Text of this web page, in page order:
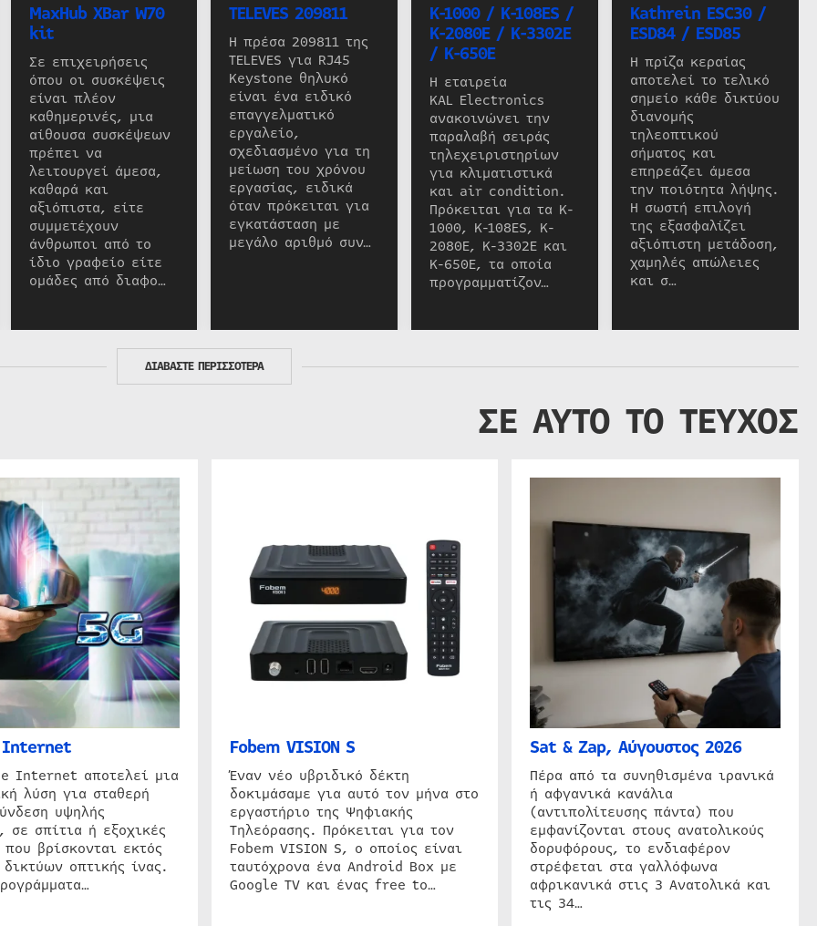
MaxHub XBar W70
kit
Σε επιχειρήσεις
όπου οι συσκέψεις
είναι πλέον
καθημερινές, μια
αίθουσα συσκέψεων
πρέπει να
λειτουργεί άμεσα,
καθαρά και
αξιόπιστα, είτε
συμμετέχουν
άνθρωποι από το
ίδιο γραφείο είτε
ομάδες από διαφο…
TELEVES 209811
Η πρέσα 209811 της
TELEVES για RJ45
Keystone θηλυκό
είναι ένα ειδικό
επαγγελματικό
εργαλείο,
σχεδιασμένο για τη
μείωση του χρόνου
εργασίας, ειδικά
όταν πρόκειται για
εγκατάσταση με
μεγάλο αριθμό συν…
K-1000 / K-108ES /
K-2080E / K-3302E
/ K-650E
Η εταιρεία
KAL Electronics
ανακοινώνει την
παραλαβή σειράς
τηλεχειριστηρίων
για κλιματιστικά
και air condition.
Πρόκειται για τα K-
1000, K-108ES, K-
2080E, K-3302E και
K-650E, τα οποία
προγραμματίζον…
Kathrein ESC30 /
ESD84 / ESD85
Η πρίζα κεραίας
αποτελεί το τελικό
σημείο κάθε δικτύου
διανομής
τηλεοπτικού
σήματος και
επηρεάζει άμεσα
την ποιότητα λήψης.
Η σωστή επιλογή
της εξασφαλίζει
αξιόπιστη μετάδοση,
χαμηλές απώλειες
και σ…
ΔΙΑΒΑΣΤΕ ΠΕΡΙΣΣΟΤΕΡΑ
ΣΕ ΑΥΤΟ ΤΟ ΤΕΥΧΟΣ
Internet
Internet αποτελεί μια
λύση για σταθερή
υψηλής
σε σπίτια ή εξοχικές
που βρίσκονται εκτός
οπτικής ίνας.
Fobem VISION S
Έναν νέο υβριδικό δέκτη
δοκιμάσαμε για αυτό τον μήνα στο
εργαστήριο της Ψηφιακής
Τηλεόρασης. Πρόκειται για τον
Fobem VISION S, ο οποίος είναι
ταυτόχρονα ένα Android Box με
Google TV και ένας free to…
Sat & Zap, Αύγουστος 2026
Πέρα από τα συνηθισμένα ιρανικά
ή αφγανικά κανάλια
(αντιπολίτευσης πάντα) που
εμφανίζονται στους ανατολικούς
δορυφόρους, το ενδιαφέρον
στρέφεται στα γαλλόφωνα
αφρικανικά στις 3 Ανατολικά και
τις 34…